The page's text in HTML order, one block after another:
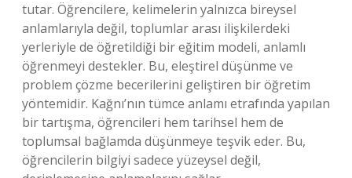
tutar. Öğrencilere, kelimelerin yalnızca bireysel
anlamlarıyla değil, toplumlar arası ilişkilerdeki
yerleriyle de öğretildiği bir eğitim modeli, anlamlı
öğrenmeyi destekler. Bu, eleştirel düşünme ve
problem çözme becerilerini geliştiren bir öğretim
yöntemidir. Kağnı’nın tümce anlamı etrafında yapılan
bir tartışma, öğrencileri hem tarihsel hem de
toplumsal bağlamda düşünmeye teşvik eder. Bu,
öğrencilerin bilgiyi sadece yüzeysel değil,